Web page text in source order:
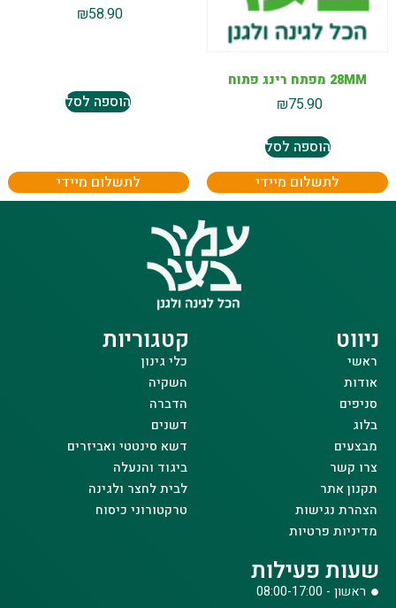
28MM מפתח רינג פתוח
₪75.90
הוספה לסל
לתשלום מיידי
₪58.90
הוספה לסל
לתשלום מיידי
ניווט
ראשי
אודות
סניפים
בלוג
מבצעים
צרו קשר
תקנון אתר
הצהרת נגישות
מדיניות פרטיות
קטגוריות
כלי גינון
השקיה
הדברה
דשנים
דשא סינטטי ואביזרים
ביגוד והנעלה
לבית לחצר ולגינה
טרקטורוני כיסוח
שעות פעילות
ראשון - 08:00-17:00